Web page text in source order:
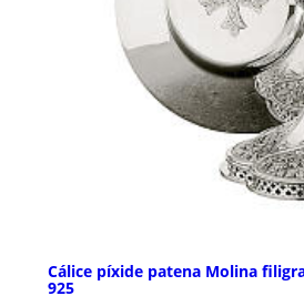
Cálice píxide patena Molina
925